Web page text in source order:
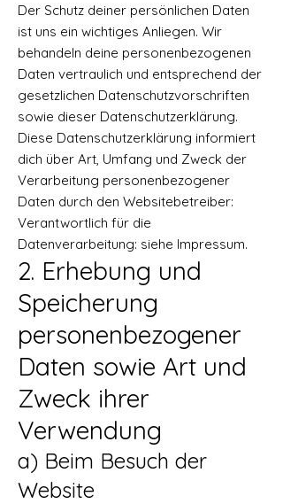
Der Schutz deiner persönlichen Daten
ist uns ein wichtiges Anliegen. Wir
behandeln deine personenbezogenen
Daten vertraulich und entsprechend der
gesetzlichen Datenschutzvorschriften
sowie dieser Datenschutzerklärung.
Diese Datenschutzerklärung informiert
dich über Art, Umfang und Zweck der
Verarbeitung personenbezogener
Daten durch den Websitebetreiber:
Verantwortlich für die
Datenverarbeitung: siehe Impressum.
2. Erhebung und
Speicherung
personenbezogener
Daten sowie Art und
Zweck ihrer
Verwendung
a) Beim Besuch der
Website